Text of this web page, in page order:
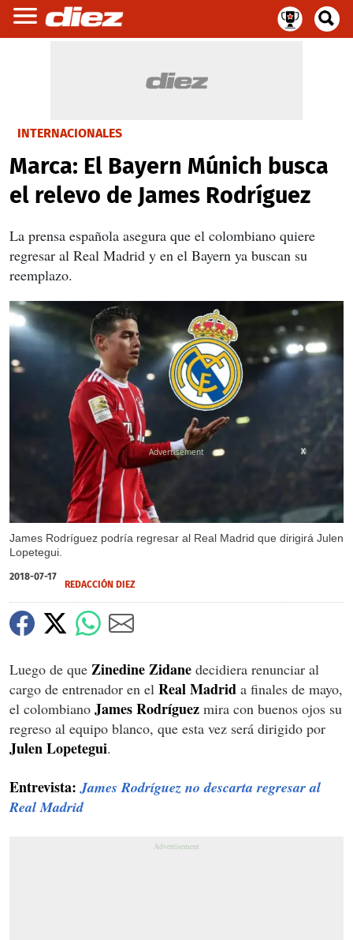
INTERNACIONALES
Marca: El Bayern Múnich busca
el relevo de James Rodríguez
La prensa española asegura que el colombiano quiere
regresar al Real Madrid y en el Bayern ya buscan su
reemplazo.
James Rodríguez podría regresar al Real Madrid que dirigirá Julen
Lopetegui.
X
2018-07-17
REDACCIÓN DIEZ
Luego de que Zinedine Zidane decidiera renunciar al
cargo de entrenador en el Real Madrid a finales de mayo,
el colombiano James Rodríguez mira con buenos ojos su
regreso al equipo blanco, que esta vez será dirigido por
Julen Lopetegui.
Entrevista:James Rodríguez no descarta regresar al
Real Madrid